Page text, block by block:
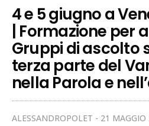
4 e 5 giugno a
| Formazione per
Gruppi di ascolto
terza parte del
nella Parola e
ALESSANDROPOLET 21 MAGGIO